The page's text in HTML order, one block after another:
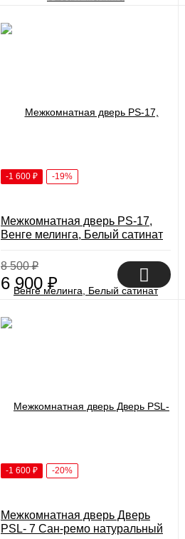
-1 600 ₽ -19%
Межкомнатная дверь PS-17,
Венге мелинга, Белый сатинат
8 500₽
6 900 ₽
-1 600 ₽ -20%
Межкомнатная дверь Дверь
PSL- 7 Сан-ремо натуральный